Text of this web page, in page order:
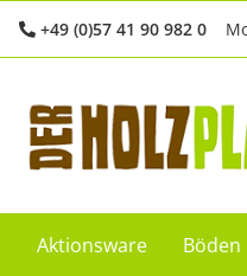
+49 (0)57 41 90 982 0
Aktionsware Böden